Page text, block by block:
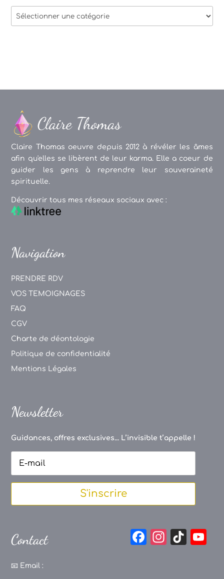
Thèmes
des
Claire Thomas oeuvre depuis 2012 à révéler les âmes
afin qu'elles se libèrent de leur karma. Elle a coeur de
guider les gens à reprendre leur souveraineté
spirituelle.
Découvrir tous mes réseaux sociaux avec :
Navigation
PRENDRE RDV
VOS TEMOIGNAGES
FAQ
CGV
Charte de déontologie
Politique de confidentialité
Mentions Légales
Newsletter
Guidances, offres exclusives... L’invisible t’appelle !
S'inscrire
Contact
📧 Email :
F
In Ti